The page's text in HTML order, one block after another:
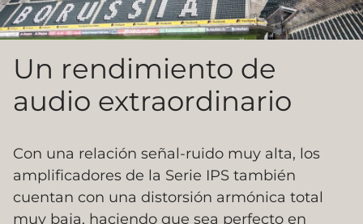
Un rendimiento de
audio extraordinario
Con una relación señal-ruido muy alta, los
amplificadores de la Serie IPS también
cuentan con una distorsión armónica total
muy baja, haciendo que sea perfecto en